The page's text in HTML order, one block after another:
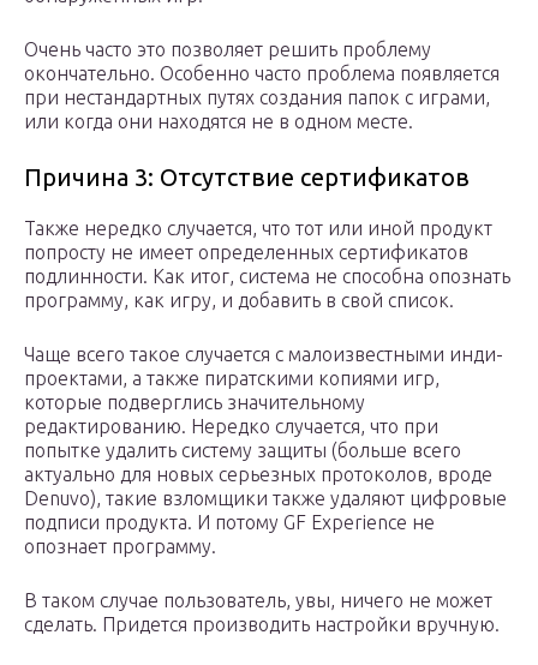
Очень часто это позволяет решить проблему
окончательно. Особенно часто проблема появляется
при нестандартных путях создания папок с играми,
или когда они находятся не в одном месте.
Причина 3: Отсутствие сертификатов
Также нередко случается, что тот или иной продукт
попросту не имеет определенных сертификатов
подлинности. Как итог, система не способна опознать
программу, как игру, и добавить в свой список.
Чаще всего такое случается с малоизвестными инди-
проектами, а также пиратскими копиями игр,
которые подверглись значительному
редактированию. Нередко случается, что при
попытке удалить систему защиты (больше всего
актуально для новых серьезных протоколов, вроде
Denuvo), такие взломщики также удаляют цифровые
подписи продукта. И потому GF Experience не
опознает программу.
В таком случае пользователь, увы, ничего не может
сделать. Придется производить настройки вручную.